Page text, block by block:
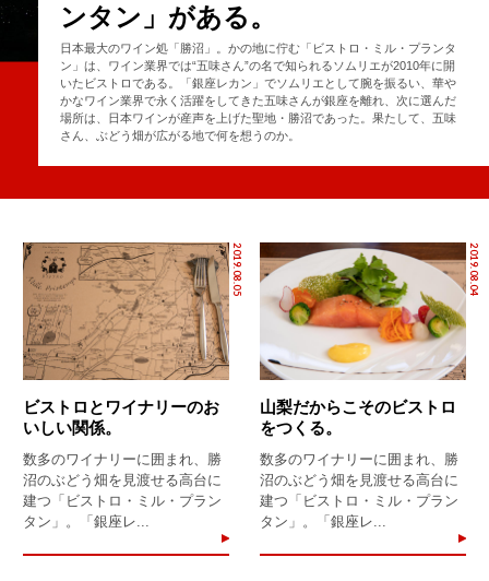
ンタン」がある。
日本最大のワイン処「勝沼」。かの地に佇む「ビストロ・ミル・プランタ
ン」は、ワイン業界では“五味さん”の名で知られるソムリエが2010年に開
いたビストロである。「銀座レカン」でソムリエとして腕を振るい、華や
かなワイン業界で永く活躍をしてきた五味さんが銀座を離れ、次に選んだ
場所は、日本ワインが産声を上げた聖地・勝沼であった。果たして、五味
さん、ぶどう畑が広がる地で何を想うのか。
2019.08.05
ビストロとワイナリーのお
いしい関係。
数多のワイナリーに囲まれ、勝
沼のぶどう畑を見渡せる高台に
建つ「ビストロ・ミル・プラン
タン」。「銀座レ...
2019.08.04
山梨だからこそのビストロ
をつくる。
数多のワイナリーに囲まれ、勝
沼のぶどう畑を見渡せる高台に
建つ「ビストロ・ミル・プラン
タン」。「銀座レ...